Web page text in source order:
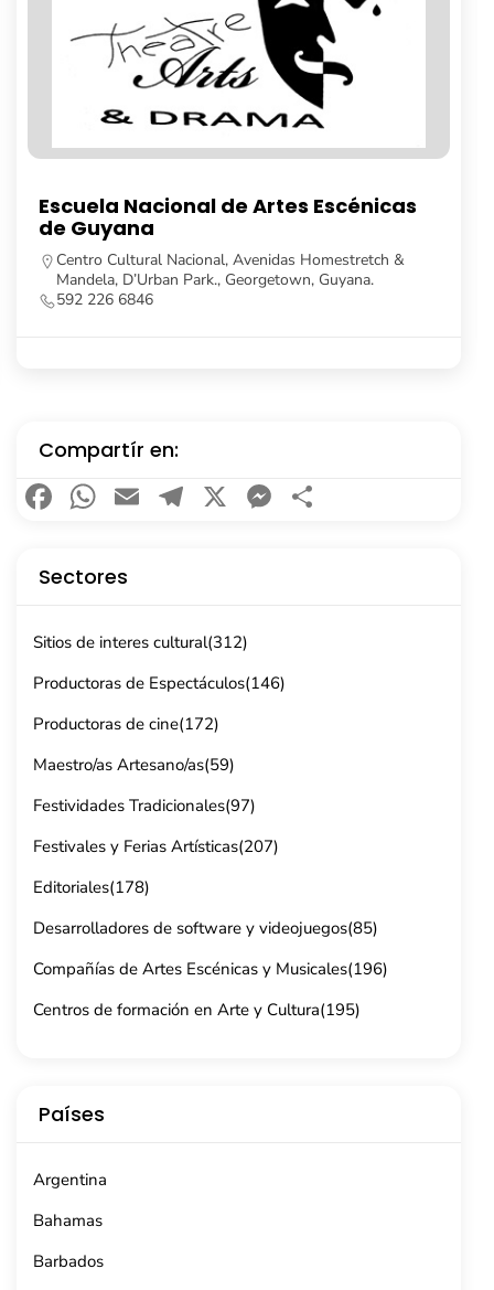
Universidad de Guyana
Turkeyen Campus, Georgetown, Guyana.
592 623 5104
https://feh.uog.edu.gy/
Compartír en:
Facebook
WhatsApp
EmailTelegram
X Messenger
Sectores
Sitios de interes cultural(312)
Productoras de Espectáculos(146)
Productoras de cine(172)
Maestro/as Artesano/as(59)
Festividades Tradicionales(97)
Festivales y Ferias Artísticas(207)
Editoriales(178)
Desarrolladores de software y videojuegos(85)
Compañías de Artes Escénicas y Musicales(196)
Centros de formación en Arte y Cultura(195)
Países
Argentina
Bahamas
Barbados